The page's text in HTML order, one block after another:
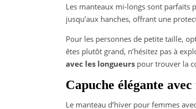
Les manteaux mi-longs sont parfaits
jusqu’aux hanches, offrant une
Pour les personnes de petite taille,
êtes plutôt grand, n’hésitez pas à
avec les longueurs pour trouver la
Capuche élégante
Le manteau d’hiver pour femmes